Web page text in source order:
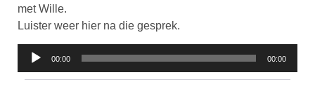
met Wille.
Luister weer hier na die gesprek.
Klankspeler
00:00 00:00